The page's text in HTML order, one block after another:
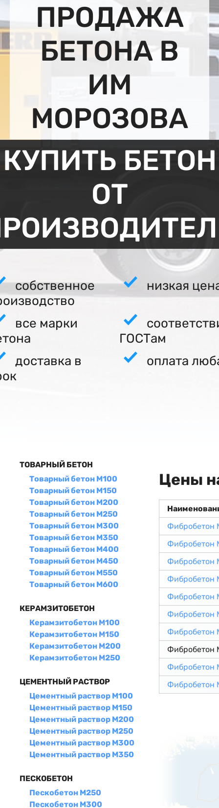
ПРОДАЖА
БЕТОНА В
ИМ
МОРОЗОВА
КУПИТЬ БЕТОН
ОТ
собственное
низкая
все марки
ГОСТам
доставка в
оплата
ТОВАРНЫЙ БЕТОН
Товарный бетон М100
Товарный бетон М150
Товарный бетон М200
Товарный бетон М250
Товарный бетон М300
Товарный бетон М350
Товарный бетон М400
Товарный бетон М450
Товарный бетон М550
Товарный бетон М600
КЕРАМЗИТОБЕТОН
Керамзитобетон М100
Керамзитобетон М150
Керамзитобетон М200
Керамзитобетон М250
ЦЕМЕНТНЫЙ РАСТВОР
Цементный раствор М100
Цементный раствор М150
Цементный раствор М200
Цементный раствор М250
Цементный раствор М300
Цементный раствор М350
ПЕСКОБЕТОН
Пескобетон М250
Пескобетон М300
Цены
Фибробетон
Фибробетон
Фибробетон
Фибробетон
Фибробетон
Фибробетон
Фибробетон
Фибробетон
Фибробетон
Фибробетон